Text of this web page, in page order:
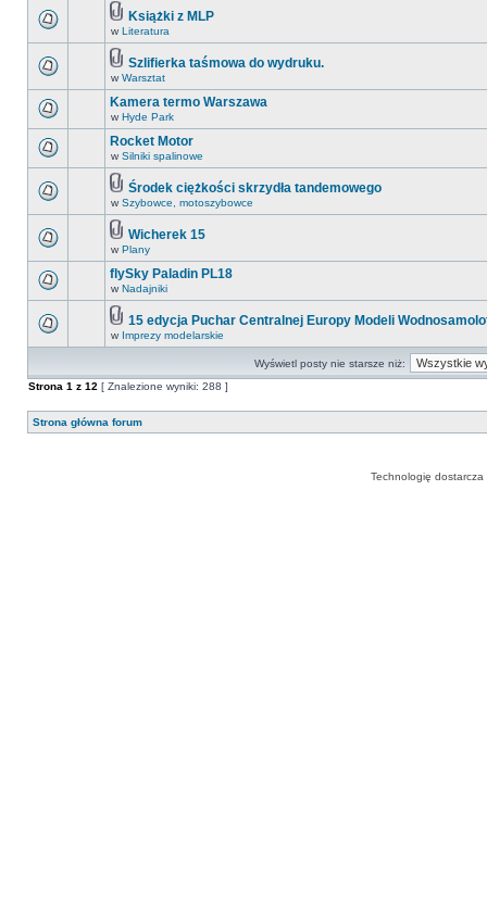
Książki z MLP
w Literatura
Szlifierka taśmowa do wydruku.
w Warsztat
Kamera termo Warszawa
w Hyde Park
Rocket Motor
w Silniki spalinowe
Środek ciężkości skrzydła tandemowego
w Szybowce, motoszybowce
Wicherek 15
w Plany
flySky Paladin PL18
w Nadajniki
15 edycja Puchar Centralnej Europy Modeli
w Imprezy modelarskie
Wyświetl posty nie starsze niż:
Strona 1 z 12 [ Znalezione wyniki: 288 ]
Strona główna forum
Technologię dostarcza